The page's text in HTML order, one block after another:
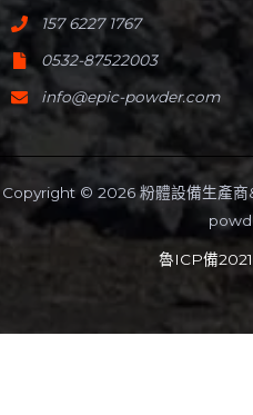
157 6227 1767
0532-87522003
info@epic-powder.com
Copyright © 2026 粉體設備生產
魯ICP備